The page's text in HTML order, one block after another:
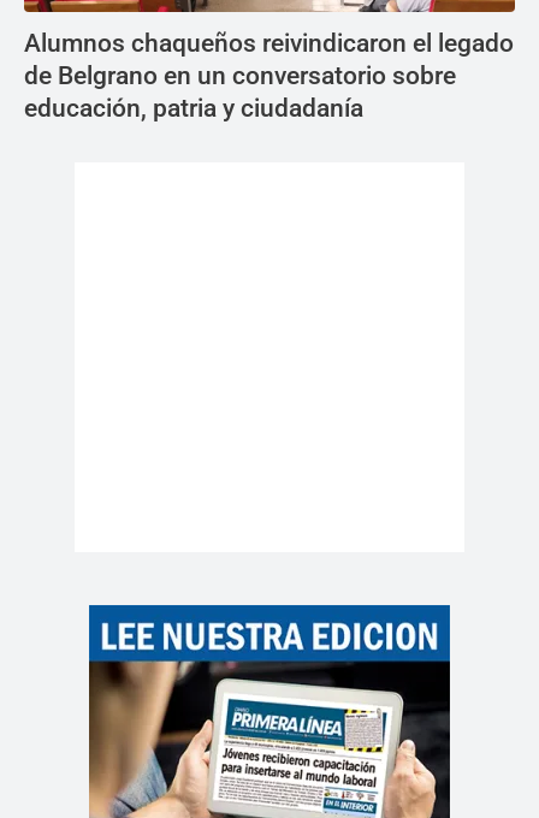
Alumnos chaqueños reivindicaron el legado
de Belgrano en un conversatorio sobre
educación, patria y ciudadanía